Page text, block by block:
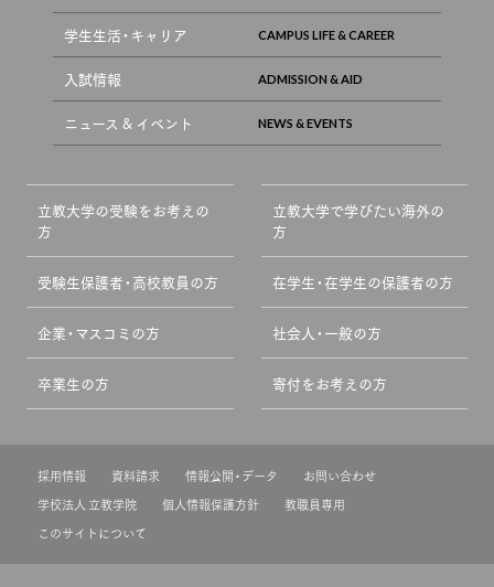
学生生活・キャリア
入試情報
ニュース & イベント
立教大学の受験をお考えの
方
立教大学で学びたい海外の
方
受験生保護者・高校教員の方 在学生・在学生の保護者の方
企業・マスコミの方 社会人・一般の方
卒業生の方 寄付をお考えの方
採用情報 資料請求 情報公開・データ
お問い合わせ
学校法人 立教学院
個人情報保護方針
教職員専用
このサイトについて